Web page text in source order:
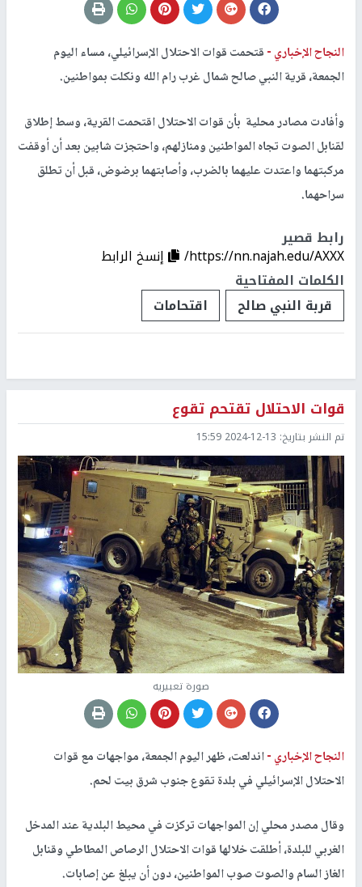
النجاح الإخباري -قتحمت قوات الاحتلال الإسرائيلي، مساء اليوم
الجمعة، قرية النبي صالح شمال غرب رام الله ونكلت بمواطنين.
وأفادت مصادر محلية بأن قوات الاحتلال اقتحمت القرية، وسط إطلاق
لقنابل الصوت تجاه المواطنين ومنازلهم، واحتجزت شابين بعد أن أوقفت
مركبتهما واعتدت عليهما بالضرب، وأصابتهما برضوض، قبل أن تطلق
سراحهما.
رابط قصير
https://nn.najah.edu/AXXX/
إنسخ الرابط
الكلمات المفتاحية
قربة النبي صالح
اقتحامات
قوات الاحتلال تقتحم تقوع
تم النشر بتاريخ: 2024-12-13 15:59
صورة تعبيريه
النجاح الإخباري -اندلعت، ظهر اليوم الجمعة، مواجهات مع قوات
الاحتلال الإسرائيلي في بلدة تقوع جنوب شرق بيت لحم.
وقال مصدر محلي إن المواجهات تركزت في محيط البلدية عند المدخل
الغربي للبلدة، أطلقت خلالها قوات الاحتلال الرصاص المطاطي وقنابل
الغاز السام والصوت صوب المواطنين، دون أن يبلغ عن إصابات.